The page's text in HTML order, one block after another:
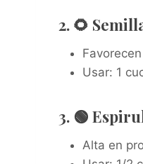
2. 🌻
Usar: 1
3. 🟢
Alta en